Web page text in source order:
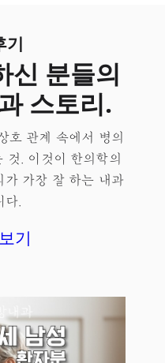
기
신 분들의
스토리.
호 관계 속에서 병의
것. 이것이 한의학의
가 가장 잘 하는 내과
다.
기